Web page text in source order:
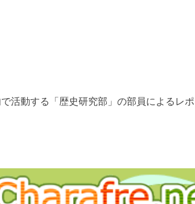
活動する「歴史研究部」の部員によるレ